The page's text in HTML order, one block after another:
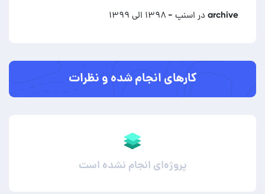
archive در اسنپ - ۱۳۹۸ الی ۱۳۹۹
کارهای انجام شده و نظرات
پروژه‌ای انجام نشده است